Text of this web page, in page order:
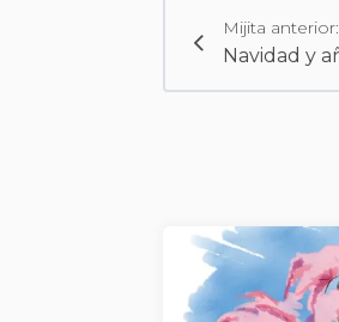
Mijita anterior: